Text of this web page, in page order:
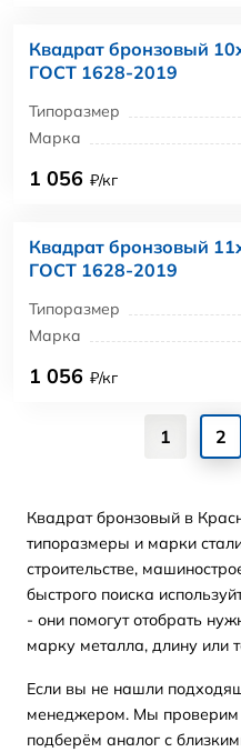
Квадрат бронзовый
ГОСТ 1628-2019
Типоразмер
Марка
1 056 ₽/кг
Квадрат бронзовый
ГОСТ 1628-2019
Типоразмер
Марка
1 056 ₽/кг
1 2
Квадрат бронзовый в
типоразмеры и марки
строительстве,
быстрого поиска
- они помогут отобрать
марку металла, длину или
Если вы не нашли
менеджером. Мы проверим
подберём аналог с